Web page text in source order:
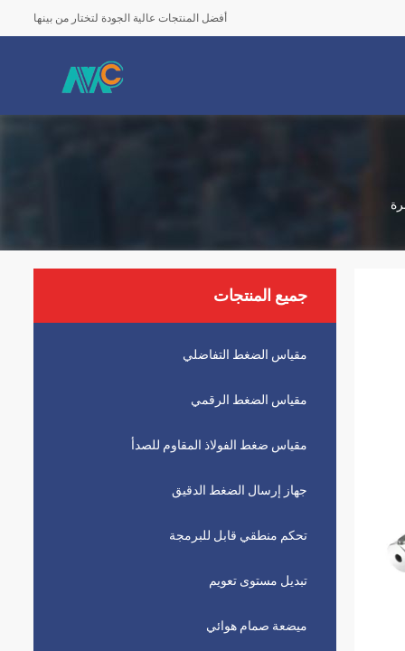
أفضل المنتجات عالية الجودة لتختار من بينها
جميع المنتجات
مقياس الضغط التفاضلي
مقياس الضغط الرقمي
مقياس ضغط الفولاذ المقاوم للصدأ
جهاز إرسال الضغط الدقيق
تحكم منطقي قابل للبرمجة
تبديل مستوى تعويم
ميضعة صمام هوائي